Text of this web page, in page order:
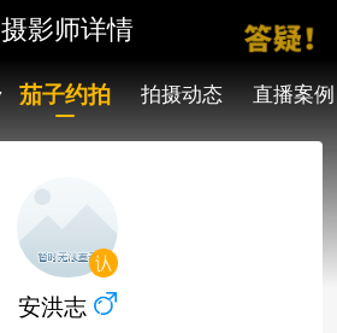
摄影师详情
茄子约拍 拍摄动态 直播案例
安洪志